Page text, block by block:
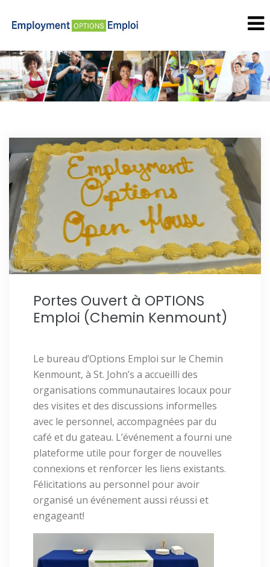
Portes Ouvert à OPTIONS
Emploi (Chemin Kenmount)
Le bureau d’Options Emploi sur le Chemin
Kenmount, à St. John’s a accueilli des
organisations communautaires locaux pour
des visites et des discussions informelles
avec le personnel, accompagnées par du
café et du gateau. L’événement a fourni une
plateforme utile pour forger de nouvelles
connexions et renforcer les liens existants.
Félicitations au personnel pour avoir
organisé un événement aussi réussi et
engageant!